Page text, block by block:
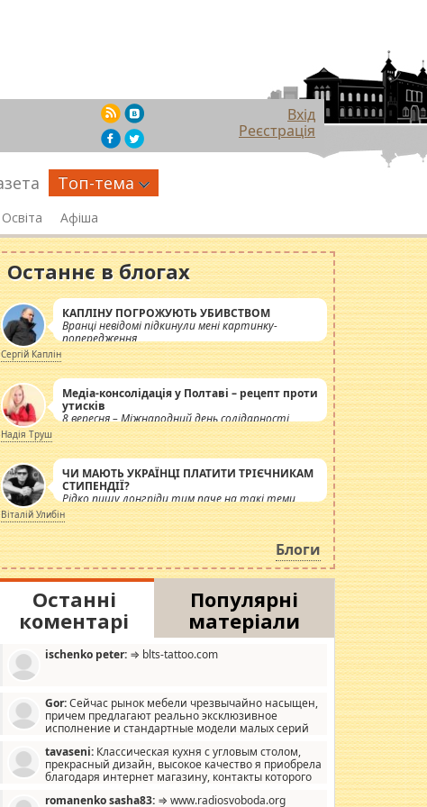
Вхід
Реєстрація
Топ-тема
Освіта Афіша
Останнє в блогах
КАПЛІНУ ПОГРОЖУЮТЬ УБИВСТВОМ
Вранці невідомі підкинули мені картинку-
попередження
Сергій Каплін
Медіа-консолідація у Полтаві – рецепт проти
утисків
8 вересня – Міжнародний день солідарності
журналістів.
Надія Труш
ЧИ МАЮТЬ УКРАЇНЦІ ПЛАТИТИ ТРІЄЧНИКАМ
СТИПЕНДІЇ?
Рідко пишу лонгріди тим паче на такі теми,
але вже просто дістало! Обурюють сьогоднішні
інсенуації навколо стипендіального питання.
Штучно роздувається ще одна соціальна
катастрофа.
Віталій Улибін
Блоги
Останні
коментарі
Популярні
матеріали
ischenko peter: ⇒ blts-tattoo.com
Gor:Сейчас рынок мебели чрезвычайно насыщен,
причем предлагают реально эксклюзивное
исполнение и стандартные модели малых серий
дизайну, мало походит на стандартные формы, в MebelOk,
креативненько и что главное - со вкусом все в порядке,
без ненужных наворотов удорожающих мебель, а это не
tavaseni: Классическая кухня с угловым столом,
прекрасный дизайн, высокое качество я приобрела
благодаря интернет магазину, контакты которого
romanenko sasha83: ⇒ www.radiosvoboda.org